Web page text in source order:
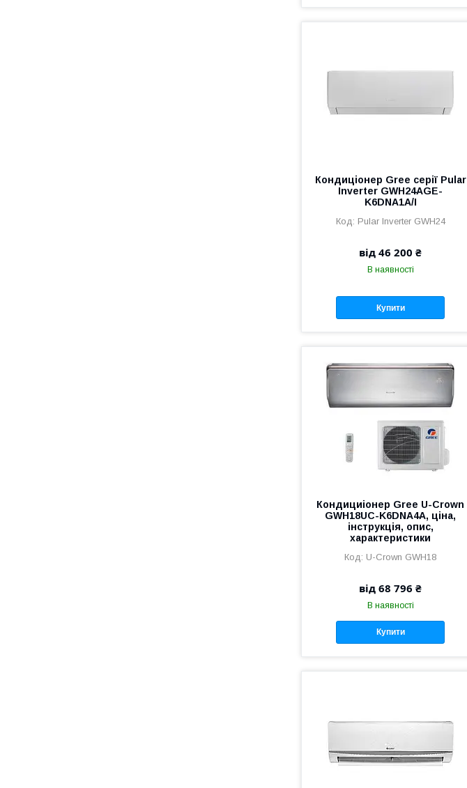
Кондиціонер Gree серії Pular
Inverter GWH24AGE-
K6DNA1A/I
Pular Inverter GWH24
від 46 200 ₴
В наявності
Купити
Кондициіонер Gree U-Crown
GWH18UC-K6DNA4A, ціна,
інструкція, опис,
характеристики
U-Crown GWH18
від 68 796 ₴
В наявності
Купити